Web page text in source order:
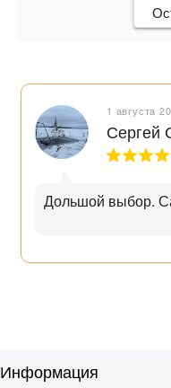
В комплектацию входит 3
1 августа
Сергей
Дольшой выбор.
Информация